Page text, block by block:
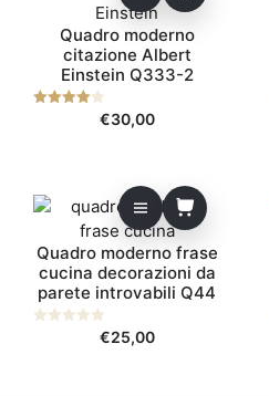
Quadro moderno
citazione Albert
Einstein Q333-2
€30,00
Quadro moderno frase
cucina decorazioni da
parete introvabili Q44
€25,00